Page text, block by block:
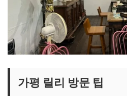
가평 릴리 방문 팁